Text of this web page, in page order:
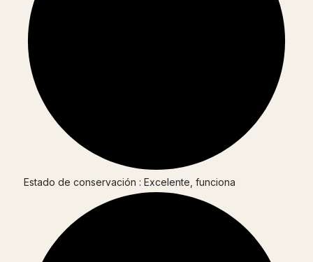
Estado de conservación : Excelente, funciona